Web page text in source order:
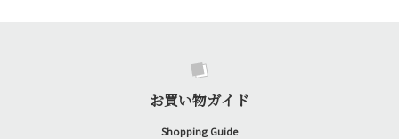
お買い物ガイド
Shopping Guide